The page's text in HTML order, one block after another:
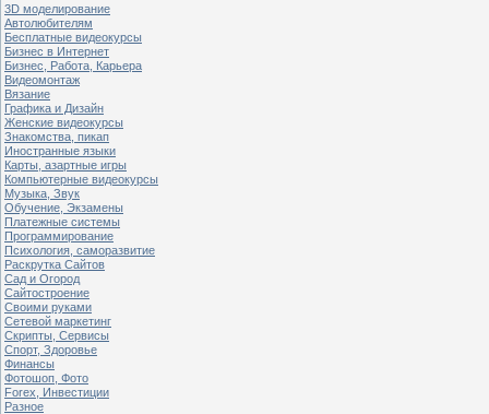
3D моделирование
Автолюбителям
Бесплатные видеокурсы
Бизнес в Интернет
Бизнес, Работа, Карьера
Видеомонтаж
Вязание
Графика и Дизайн
Женские видеокурсы
Знакомства, пикап
Иностранные языки
Карты, азартные игры
Компьютерные видеокурсы
Музыка, Звук
Обучение, Экзамены
Платежные системы
Программирование
Психология, саморазвитие
Раскрутка Сайтов
Cад и Огород
Сайтостроение
Своими руками
Сетевой маркетинг
Скрипты, Сервисы
Спорт, Здоровье
Финансы
Фотошоп, Фото
Forex, Инвестиции
Разное